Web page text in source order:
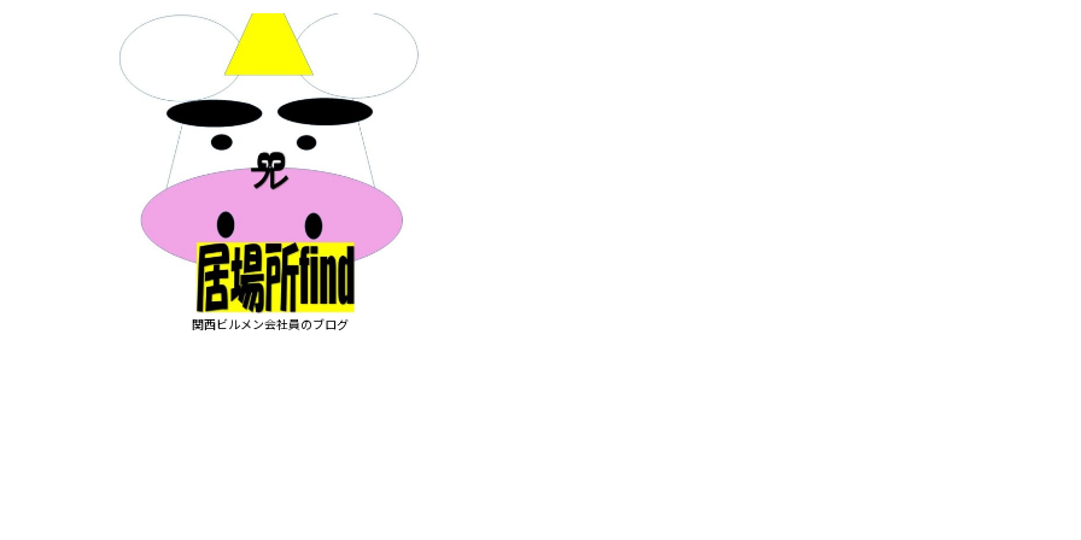
関西ビルメン会社員のブログ